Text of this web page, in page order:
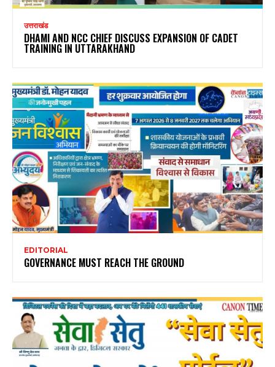
उत्तराखंड
DHAMI AND NCC CHIEF DISCUSS EXPANSION OF CADET
TRAINING IN UTTARAKHAND
EDITORIAL
GOVERNANCE MUST REACH THE GROUND